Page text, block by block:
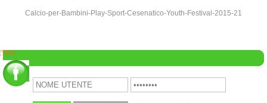
Calcio-per-Bambini-Play-Sport-Cesenatico-Youth-Festival-2015-21